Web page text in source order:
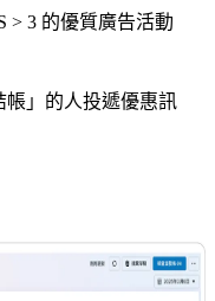
> 3 的優質廣告活動
帳」的人投遞優惠訊